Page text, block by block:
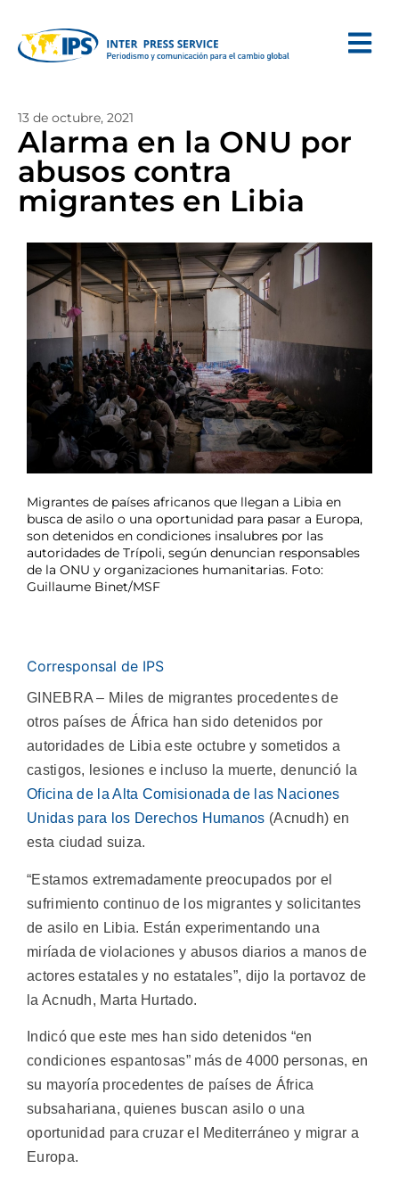
13 de octubre, 2021
Alarma en la ONU por
abusos contra
migrantes en Libia
Migrantes de países africanos que llegan a Libia en
busca de asilo o una oportunidad para pasar a Europa,
son detenidos en condiciones insalubres por las
autoridades de Trípoli, según denuncian responsables
de la ONU y organizaciones humanitarias. Foto:
Guillaume Binet/MSF
Corresponsal de IPS
GINEBRA – Miles de migrantes procedentes de
otros países de África han sido detenidos por
autoridades de Libia este octubre y sometidos a
castigos, lesiones e incluso la muerte, denunció la
Oficina de la Alta Comisionada de las Naciones
Unidas para los Derechos Humanos (Acnudh) en
esta ciudad suiza.
“Estamos extremadamente preocupados por el
sufrimiento continuo de los migrantes y solicitantes
de asilo en Libia. Están experimentando una
miríada de violaciones y abusos diarios a manos de
actores estatales y no estatales”, dijo la portavoz de
la Acnudh, Marta Hurtado.
Indicó que este mes han sido detenidos “en
condiciones espantosas” más de 4000 personas, en
su mayoría procedentes de países de África
subsahariana, quienes buscan asilo o una
oportunidad para cruzar el Mediterráneo y migrar a
Europa.